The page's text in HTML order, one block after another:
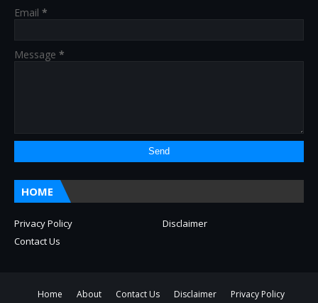
Email *
Message *
HOME
Privacy Policy
Disclaimer
Contact Us
Home About Contact Us Disclaimer Privacy Policy